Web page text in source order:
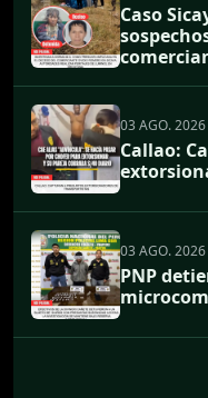
Caso
03 AGO.
Callao:
03 AGO.
PNP